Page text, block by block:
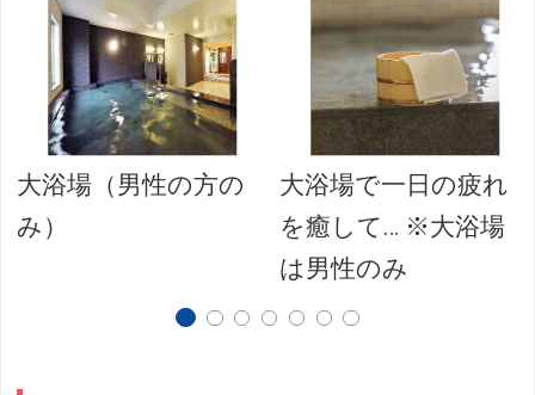
大浴場（男性の方の
み）
大浴場で一日の疲れ
を癒して… ※大浴場
は男性のみ